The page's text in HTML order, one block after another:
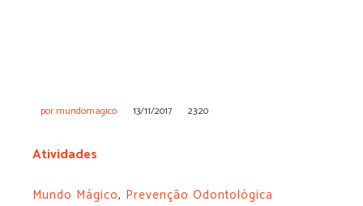
por mundomagico 13/11/2017 23:20
Atividades
Mundo Mágico, Prevenção Odontológica